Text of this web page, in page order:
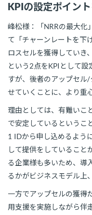
KPIの設定ポイント
峰松様：「NRRの最大化
て「チャーンレートを下
ロスセルを獲得していき
という2点をKPIとして
すが、後者のアップセル
せていくことに、より重
理由としては、有難いこ
で安定しているというこ
1 IDから申し込めるよう
して提供をしていること
る企業様も多いため、導
るかがビジネスモデル上
一方でアップセルの獲得
用支援を実施しながら伴